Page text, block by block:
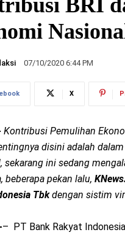
BRI
07/10/2020 6:44 PM
X
Kontribusi Pemulihan
disini adalah
sekarang ini sedang
beberapa pekan lalu,
Tbkdengan sistim
– PT Bank Rakyat